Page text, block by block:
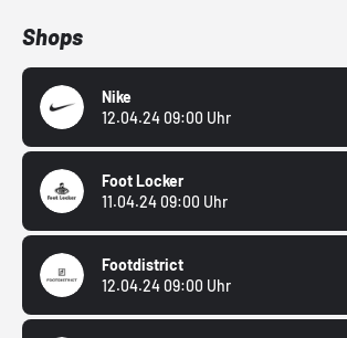
Shops
Nike
12.04.24 09:00 Uhr
Foot Locker
11.04.24 09:00 Uhr
Footdistrict
12.04.24 09:00 Uhr